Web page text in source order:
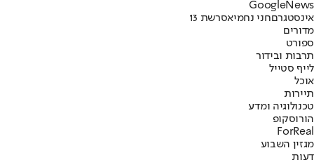
Googl eNews
אינסטגרםחני נחמיאסרשת 13
מדורים
ספורט
תרבות ובידור
לייף סטייל
אוכל
תיירות
טכנולוגיה ומדע
הורוסקופ
ForReal
מגזין השבוע
דעות